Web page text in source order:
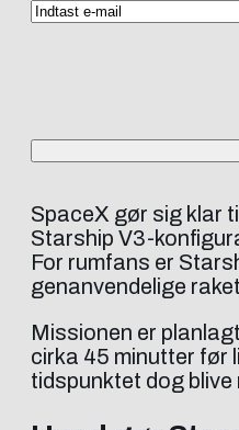
SpaceX gør sig klar
Starship V3-
For rumfans er
genanvendelige
Missionen er
cirka 45 minutter før
tidspunktet dog